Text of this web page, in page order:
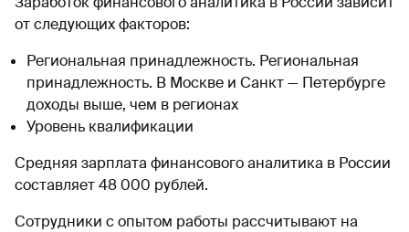
от следующих факторов:
Региональная принадлежность. Региональная
принадлежность. В Москве и Санкт — Петербурге
доходы выше, чем в регионах
Уровень квалификации
Средняя зарплата финансового аналитика в России
составляет 48 000 рублей.
Сотрудники с опытом работы рассчитывают на